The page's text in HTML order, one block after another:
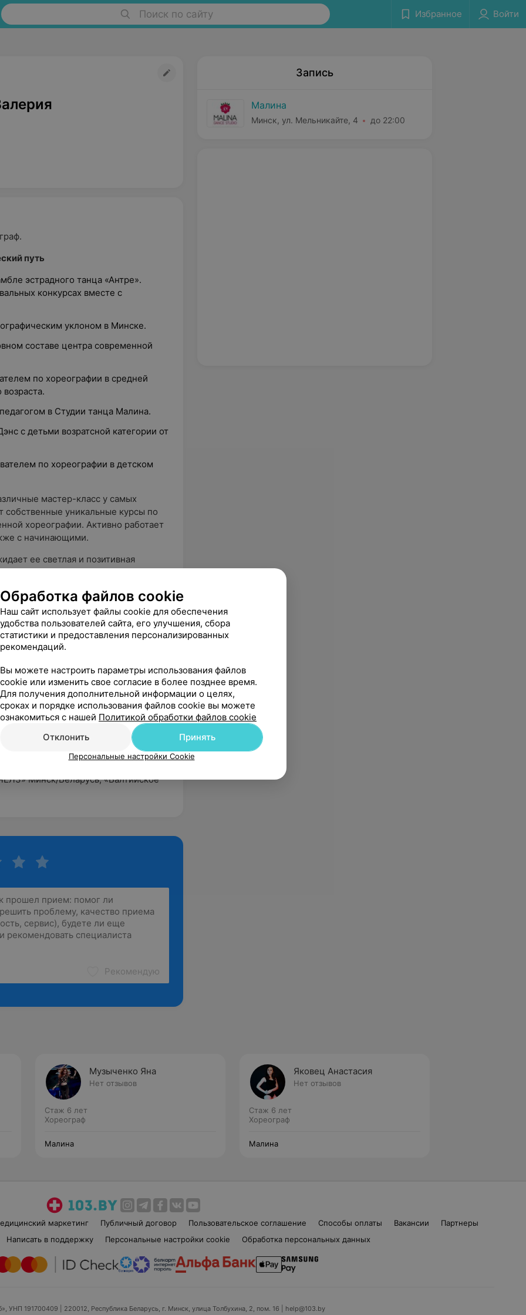
Поиск по сайту Избранное Войти
путь
эстрадного танца «Антре».
конкурсах вместе с
уклоном в Минске.
составе центра современной
по хореографии в средней
в Студии танца Малина.
с детьми возратсной категории от
по хореографии в детском
мастер-класс у самых
собственные уникальные курсы по
хореографии. Активно работает
с начинающими.
ее светлая и позитивная
уровень обучения. В профильных
конкурсная и театральная
ожидают открытые уроки, а также
концертах студии.
танцевальный опыт благодаря
по личным методикам.
от Ваших
и направит Вашу цель в нужное
то желание привести фигуру в
или выступать на сцене.
деятельность
Европейских и
и классической хореографии
Миколайки/Польша,
Минск/Беларусь, «Балтийское
Рекомендую
Запись
Малина
Минск, ул. Мельникайте, 4 до 22:00
Музыченко Яна
Нет отзывов
Стаж 6 лет
Хореограф
Малина
Яковец Анастасия
Нет отзывов
Стаж 6 лет
Хореограф
Малина
маркетинг Публичный договор Пользовательское соглашение Способы оплаты Вакансии
Партнеры
Написать в поддержку Персональные настройки cookie Обработка персональных данных
УНП 191700409 | 220012, Республика Беларусь, г. Минск, улица Толбухина, 2, пом. 16 | help@103.by
Обработка файлов cookie
Наш сайт использует файлы cookie для обеспечения
удобства пользователей сайта, его улучшения, сбора
статистики и предоставления персонализированных
рекомендаций.
Вы можете настроить параметры использования файлов
cookie или изменить свое согласие в более позднее время.
Для получения дополнительной информации о целях,
сроках и порядке использования файлов cookie вы можете
ознакомиться с нашей Политикой обработки файлов cookie
Отклонить
Принять
Персональные настройки Cookie